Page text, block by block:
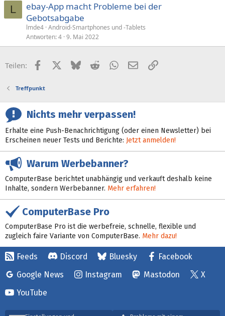
L
ebay-App macht Probleme bei der
Gebotsabgabe
lmde4 Android-Smartphones und -Tablets
Antworten 4 9. Mai 2022
Teilen: FacebookX (Twitter)
BlueskyRedditWhatsApp
E-MailLink
Treffpunkt
Nichts mehr verpassen!
Erhalte eine Push-Benachrichtigung (oder einen Newsletter) bei
Erscheinen neuer Tests und Berichte: Jetzt anmelden!
Warum Werbebanner?
ComputerBase berichtet unabhängig und verkauft deshalb keine
Inhalte, sondern Werbebanner. Mehr erfahren!
ComputerBase Pro
ComputerBase Pro ist die werbefreie, schnelle, flexible und
zugleich faire Variante von ComputerBase. Mehr dazu!
Feeds Discord Bluesky
Facebook
Google News
Instagram Mastodon
X
YouTube